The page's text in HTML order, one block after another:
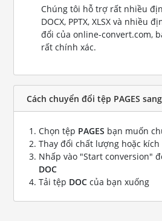
Chúng tôi hỗ trợ rất nhiều
DOCX, PPTX, XLSX và nhiều
đổi của online-convert.com,
rất chính xác.
Cách chuyển đổi tệp PAGES
Chọn tệp PAGES bạn muốn
Thay đổi chất lượng hoặc
Nhấp vào "Start conversion"
DOC
Tải tệp DOC của bạn xuống